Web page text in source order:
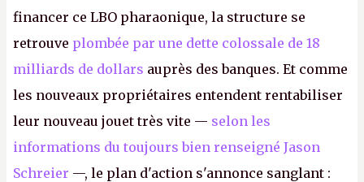
financer ce LBO pharaonique, la structure se
retrouve plombée par une dette colossale de 18
milliards de dollars auprès des banques. Et comme
les nouveaux propriétaires entendent rentabiliser
leur nouveau jouet très vite — selon les
informations du toujours bien renseigné Jason
Schreier —, le plan d'action s'annonce sanglant :